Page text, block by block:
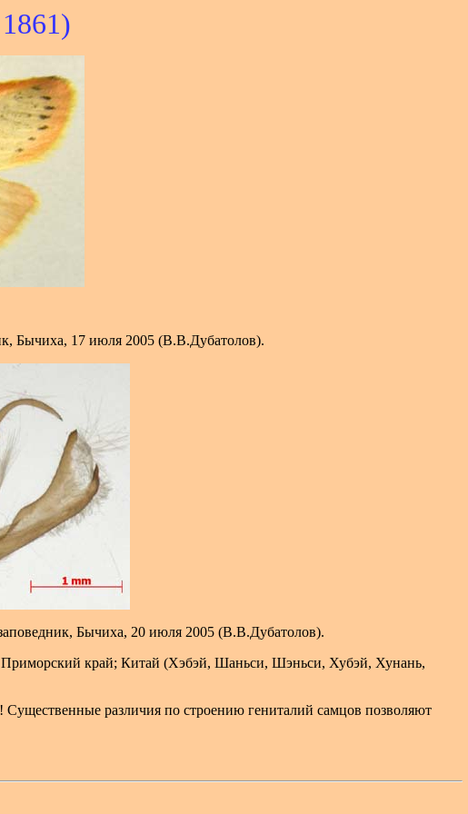
Бычиха, 17 июля 2005 (В.В.Дубатолов).
Бычиха, 20 июля 2005 (В.В.Дубатолов).
Приморский край; Китай (Хэбэй, Шаньси, Шэньси, Хубэй, Хунань,
различия по строению гениталий самцов позволяют